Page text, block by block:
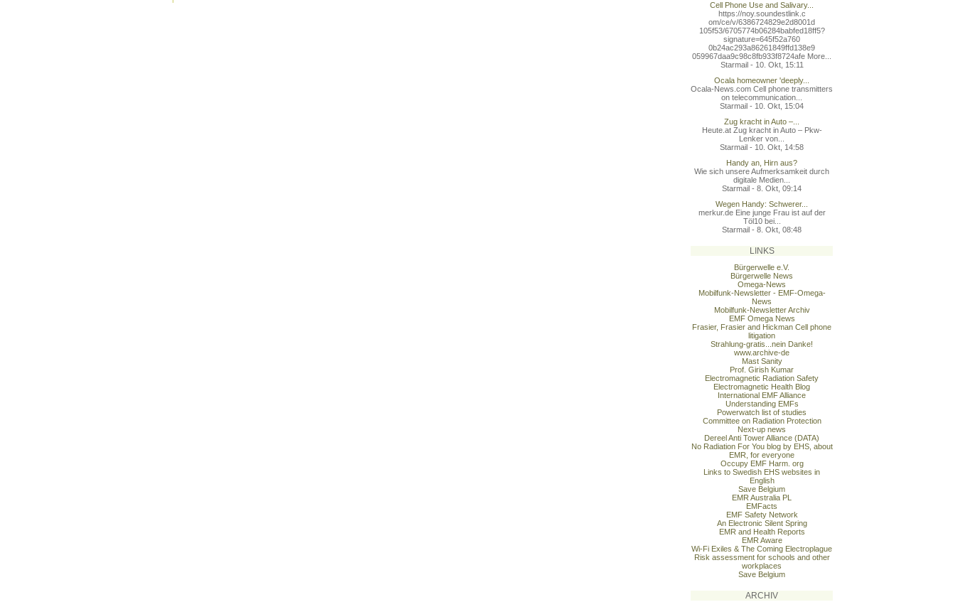
Cell Phone Use and Salivary...
https://noy.soundestlink.c
om/ce/v/6386724829e2d8001d
105f53/6705774b06284babfed18ff5?
signature=645f52a760
0b24ac293a86261849ffd138e9
059967daa9c98c8fb933f8724afe More...
Starmail - 10. Okt, 15:11
Ocala homeowner 'deeply...
Ocala-News.com Cell phone transmitters
on telecommunication...
Starmail - 10. Okt, 15:04
Zug kracht in Auto –...
Heute.at Zug kracht in Auto – Pkw-
Lenker von...
Starmail - 10. Okt, 14:58
Handy an, Hirn aus?
Wie sich unsere Aufmerksamkeit durch
digitale Medien...
Starmail - 8. Okt, 09:14
Wegen Handy: Schwerer...
merkur.de Eine junge Frau ist auf der
Töl10 bei...
Starmail - 8. Okt, 08:48
LINKS
Bürgerwelle e.V.
Bürgerwelle News
Omega-News
Mobilfunk-Newsletter - EMF-Omega-
News
Mobilfunk-Newsletter Archiv
EMF Omega News
Frasier, Frasier and Hickman Cell phone
litigation
Strahlung-gratis...nein Danke!
www.archive-de
Mast Sanity
Prof. Girish Kumar
Electromagnetic Radiation Safety
Electromagnetic Health Blog
International EMF Alliance
Understanding EMFs
Powerwatch list of studies
Committee on Radiation Protection
Next-up news
Dereel Anti Tower Alliance (DATA)
No Radiation For You blog by EHS, about
EMR, for everyone
Occupy EMF Harm. org
Links to Swedish EHS websites in
English
Save Belgium
EMR Australia PL
EMFacts
EMF Safety Network
An Electronic Silent Spring
EMR and Health Reports
EMR Aware
Wi-Fi Exiles & The Coming Electroplague
Risk assessment for schools and other
workplaces
Save Belgium
ARCHIV